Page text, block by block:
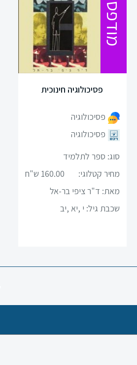
מודפס
פסיכולוגיה חינוכית
פסיכולוגיה
פסיכולוגיה
סוג: ספר לתלמיד
מחיר קטלוגי:
160.00 ש"ח
מאת: ד"ר ציפי בר-אל
שכבת גיל: י ,יא ,יב